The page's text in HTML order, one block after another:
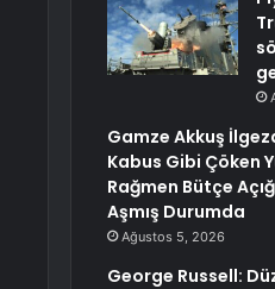
Gamze Akkuş
Kabus Gibi Çöken
Rağmen Bütçe
Aşmış Durumda
Ağustos 5, 2026
George Russell: